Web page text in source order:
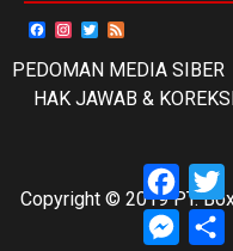
Facebook
Instagram
Twitter
PEDOMAN MEDIA SIBER
HAK JAWAB &
Copyright © 2019 PT.